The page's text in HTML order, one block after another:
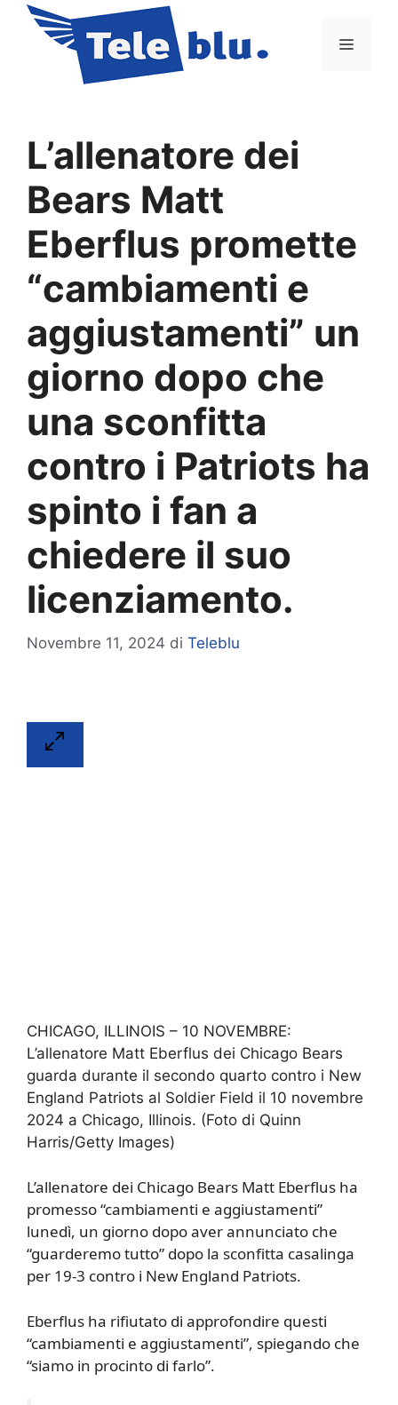
contenuto
Menu
L’allenatore dei
Bears Matt
Eberflus promette
“cambiamenti e
aggiustamenti” un
giorno dopo che
una sconfitta
contro i Patriots ha
spinto i fan a
chiedere il suo
licenziamento.
Novembre 11, 2024 di Teleblu
CHICAGO, ILLINOIS – 10 NOVEMBRE:
L’allenatore Matt Eberflus dei Chicago Bears
guarda durante il secondo quarto contro i New
England Patriots al Soldier Field il 10 novembre
2024 a Chicago, Illinois. (Foto di Quinn
Harris/Getty Images)
L’allenatore dei Chicago Bears Matt Eberflus ha
promesso “cambiamenti e aggiustamenti”
lunedì, un giorno dopo aver annunciato che
“guarderemo tutto” dopo la sconfitta casalinga
per 19-3 contro i New England Patriots.
Eberflus ha rifiutato di approfondire questi
“cambiamenti e aggiustamenti”, spiegando che
“siamo in procinto di farlo”.